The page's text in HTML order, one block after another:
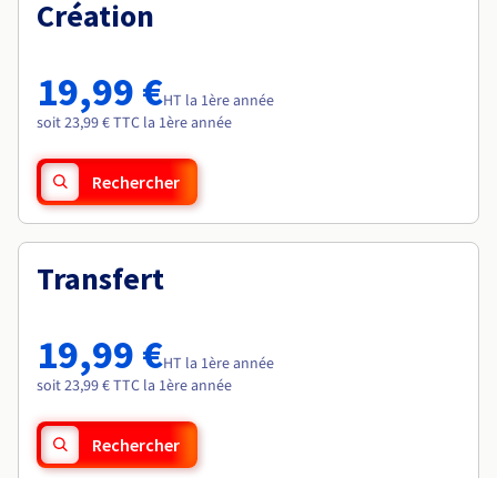
Tarifs
Roadmap & Changelog
Observabilité
Roadmap & Changelog
Roadmap & Changelog
Roadmap & Changelog
Roadmap & Changelog
Création
19,99 €HT la 1ère année
soit 23,99 € TTC la 1ère année
Rechercher
Transfert
19,99 €HT la 1ère année
soit 23,99 € TTC la 1ère année
Rechercher